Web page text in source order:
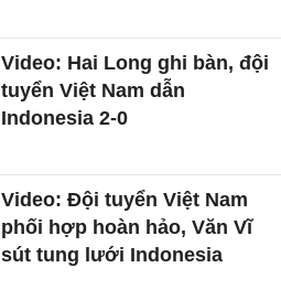
Video: Hai Long ghi bàn, đội
tuyển Việt Nam dẫn
Indonesia 2-0
Video: Đội tuyển Việt Nam
phối hợp hoàn hảo, Văn Vĩ
sút tung lưới Indonesia